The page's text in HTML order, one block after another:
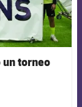
un torneo